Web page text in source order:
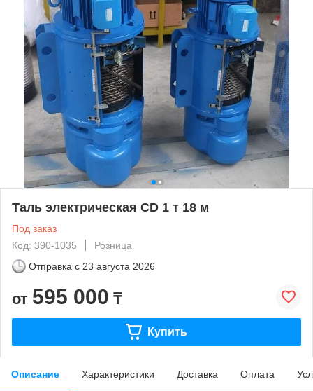
Таль электрическая CD 1 т 18 м
Под заказ
Код: 390-1035
Розница
Отправка с 23 августа 2026
от 595 000 ₸
Купить
Описание Характеристики Доставка Оплата